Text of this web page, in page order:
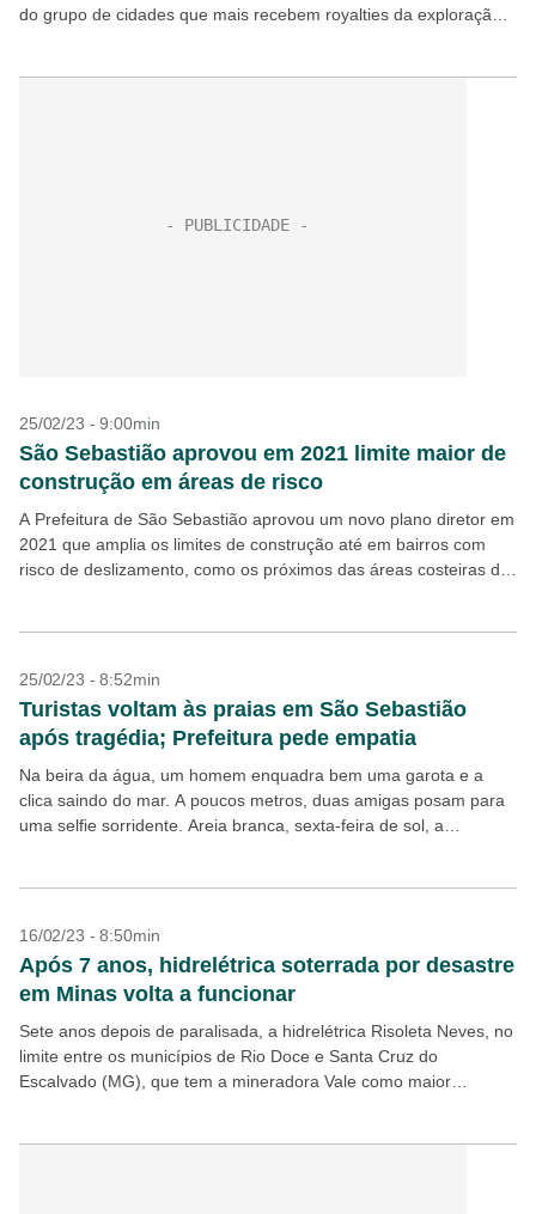
do grupo de cidades que mais recebem royalties da exploração
25/02/23 - 9:00min
São Sebastião aprovou em 2021 limite maior de
construção em áreas de risco
A Prefeitura de São Sebastião aprovou um novo plano diretor em
2021 que amplia os limites de construção até em bairros com
risco de deslizamento, como os próximos das áreas costeiras da
25/02/23 - 8:52min
Turistas voltam às praias em São Sebastião
após tragédia; Prefeitura pede empatia
Na beira da água, um homem enquadra bem uma garota e a
clica saindo do mar. A poucos metros, duas amigas posam para
uma selfie sorridente. Areia branca, sexta-feira de sol, a
16/02/23 - 8:50min
Após 7 anos, hidrelétrica soterrada por desastre
em Minas volta a funcionar
Sete anos depois de paralisada, a hidrelétrica Risoleta Neves, no
limite entre os municípios de Rio Doce e Santa Cruz do
Escalvado (MG), que tem a mineradora Vale como maior